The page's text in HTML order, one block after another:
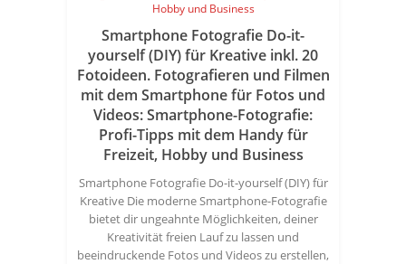
Smartphone Fotografie Do-it-
yourself (DIY) für Kreative inkl. 20
Fotoideen. Fotografieren und Filmen
mit dem Smartphone für Fotos und
Videos: Smartphone-Fotografie:
Profi-Tipps mit dem Handy für
Freizeit, Hobby und Business
Smartphone Fotografie Do-it-yourself (DIY) für
Kreative Die moderne Smartphone-Fotografie
bietet dir ungeahnte Möglichkeiten, deiner
Kreativität freien Lauf zu lassen und
beeindruckende Fotos und Videos zu erstellen,